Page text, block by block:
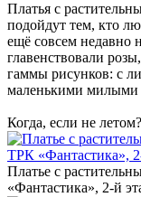
Платья с
подойдут тем, кто
ещё совсем недавно
главенствовали
гаммы рисунков: с
маленькими милыми
Когда, если не летом?
Платье с
«Фантастика», 2-й